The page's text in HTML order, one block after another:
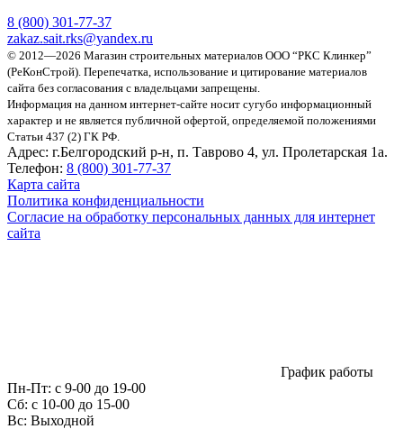
8 (800) 301-77-37
zakaz.sait.rks@yandex.ru
© 2012—2026 Магазин строительных материалов ООО “РКС Клинкер”
(РеКонСтрой). Перепечатка, использование и цитирование материалов
сайта без согласования с владельцами запрещены.
Информация на данном интернет-сайте носит сугубо информационный
характер и не является публичной офертой, определяемой положениями
Статьи 437 (2) ГК РФ.
Адрес: г.Белгородский р-н, п. Таврово 4, ул. Пролетарская 1а.
Телефон: 8 (800) 301-77-37
Карта сайта
Политика конфиденциальности
Согласие на обработку персональных данных для интернет
сайта
График работы
Пн-Пт: с 9-00 до 19-00
Сб: c 10-00 до 15-00
Вс: Выходной